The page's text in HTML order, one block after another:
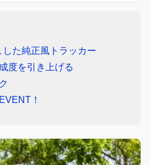
た純正風トラッカー
度を引き上げる
！